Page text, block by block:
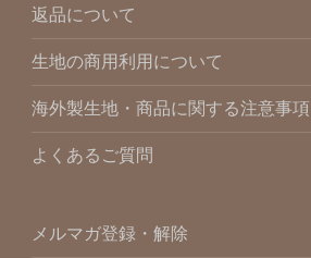
返品について
生地の商用利用について
海外製生地・商品に関する注意事項
よくあるご質問
メルマガ登録・解除